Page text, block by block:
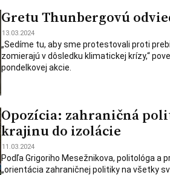
Gretu Thunbergovú
13.03.2024
„Sedíme tu, aby sme protestovali proti
zomierajú v dôsledku klimatickej krízy,“
pondelkovej akcie.
Opozícia: zahraničná
krajinu do izolácie
11.03.2024
Podľa Grigoriho Mesežnikova, politológa a
„orientácia zahraničnej politiky na všetky